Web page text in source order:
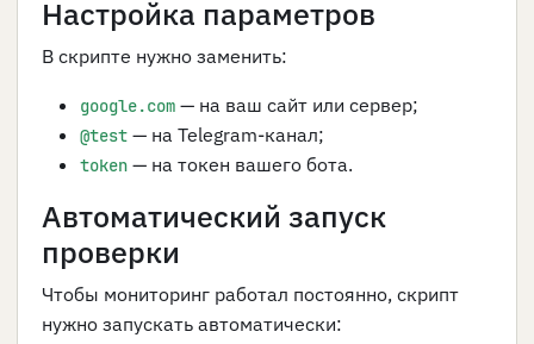
Настройка параметров
В скрипте нужно заменить:
google.com — на ваш сайт или сервер;
@test — на Telegram-канал;
token — на токен вашего бота.
Автоматический запуск
проверки
Чтобы мониторинг работал постоянно, скрипт
нужно запускать автоматически: